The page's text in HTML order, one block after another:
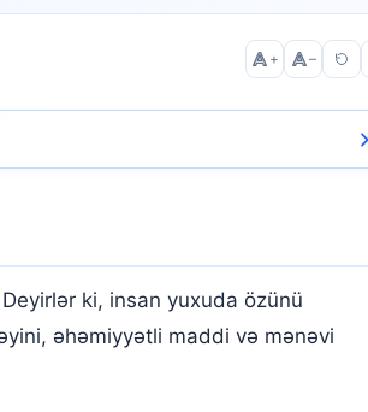
+ –
ki, insan yuxuda özünü
əhəmiyyətli maddi və mənəvi